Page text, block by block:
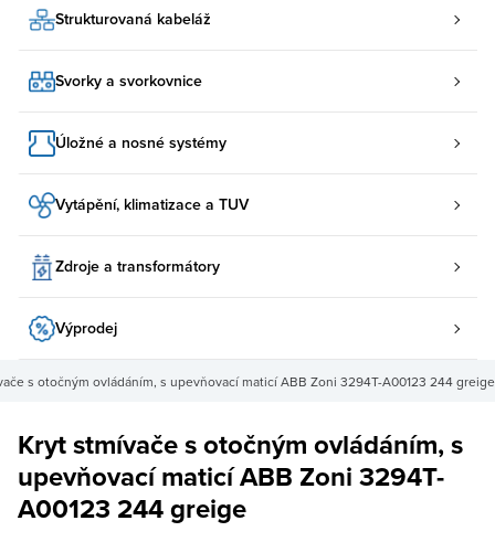
Strukturovaná kabeláž
Svorky a svorkovnice
Úložné a nosné systémy
Vytápění, klimatizace a TUV
Zdroje a transformátory
Výprodej
s otočným ovládáním, s upevňovací maticí ABB Zoni 3294T-A00123 244 greige
Kryt stmívače s otočným ovládáním, s
upevňovací maticí ABB Zoni 3294T-
A00123 244 greige